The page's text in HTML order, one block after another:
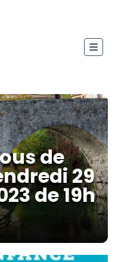
de
29
de 19h